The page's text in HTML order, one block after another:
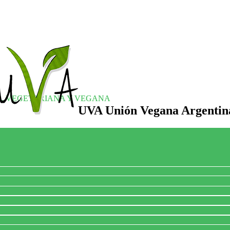
VEGETARIANA Y VEGANA
UVA Unión Vegana